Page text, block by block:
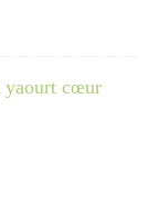
yaourt cœur